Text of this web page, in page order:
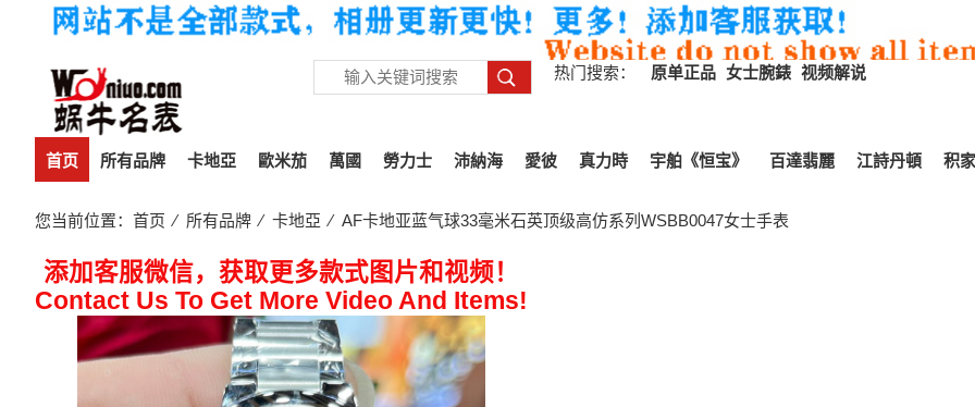
热门搜索： 原单正品 女士腕錶 视频解说
首页 所有品牌 卡地亞 歐米茄 萬國 勞力士 沛納海 愛彼 真力時 宇舶《恒宝》 百達翡麗 江詩丹頓 积家
您当前位置： 首页 ⁄ 所有品牌 ⁄ 卡地亞 ⁄ AF卡地亚蓝气球33毫米石英顶级高仿系列WSBB0047女士手表
添加客服微信，获取更多款式图片和视频！
Contact Us To Get More Video And Items!